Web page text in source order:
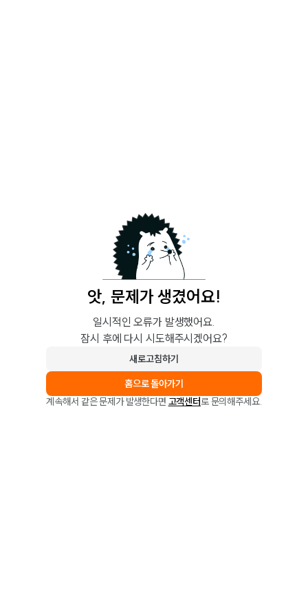
앗, 문제가 생겼어요!
일시적인 오류가 발생했어요.
잠시 후에 다시 시도해주시겠어요?
새로고침하기
홈으로 돌아가기
계속해서 같은 문제가 발생한다면 고객센터로 문의해주세요.